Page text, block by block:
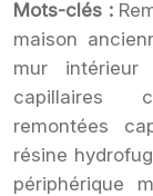
Mots-clés :
maison
mur intérieur
capillaires
remontées
résine
périphérique